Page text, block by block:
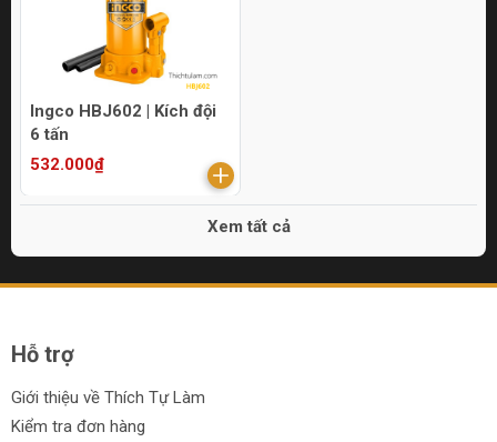
Ingco HBJ602 | Kích đội
6 tấn
532.000₫
Xem tất cả
Hỗ trợ
Giới thiệu về Thích Tự Làm
Kiểm tra đơn hàng